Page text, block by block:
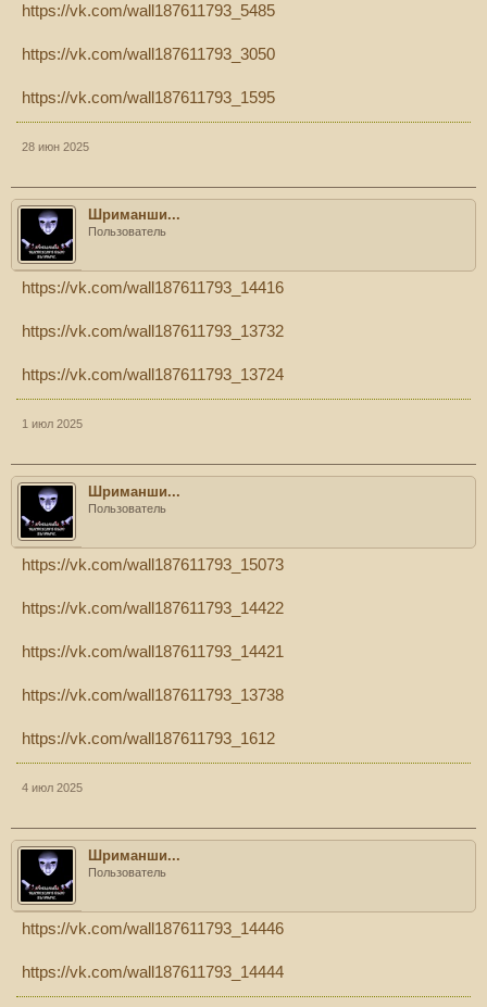
https://vk.com/wall187611793_5485
https://vk.com/wall187611793_3050
https://vk.com/wall187611793_1595
28 июн 2025
Шриманши...
Пользователь
https://vk.com/wall187611793_14416
https://vk.com/wall187611793_13732
https://vk.com/wall187611793_13724
1 июл 2025
Шриманши...
Пользователь
https://vk.com/wall187611793_15073
https://vk.com/wall187611793_14422
https://vk.com/wall187611793_14421
https://vk.com/wall187611793_13738
https://vk.com/wall187611793_1612
4 июл 2025
Шриманши...
Пользователь
https://vk.com/wall187611793_14446
https://vk.com/wall187611793_14444